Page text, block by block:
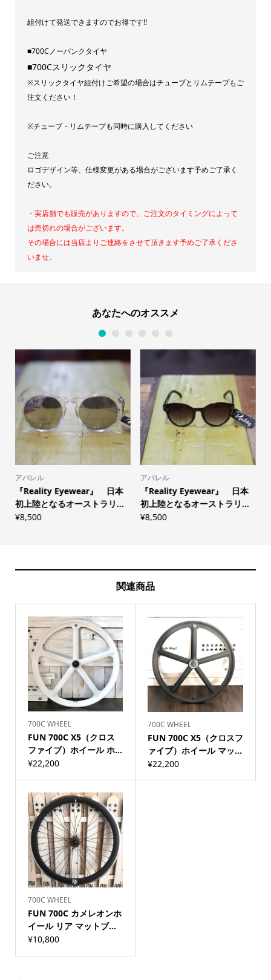
組付けて発送できますのでお得です!!
■700Cノーパンクタイヤ
■700Cスリックタイヤ
※スリックタイヤ組付けご希望の場合はチューブとリムテープもご
注文ください！
※チューブ・リムテープも同時に購入してください
ご注意
ロゴデザイン等、仕様変更がある場合がございます予めご了承く
ださい。
・実店舗でも販売がありますので、ご注文のタイミングによって
は売切れの場合がございます。
その場合には当店よりご連絡をさせて頂きます予めご了承くださ
いませ。
あなたへのオススメ
アパレル
『Reality Eyewear』 日本
初上陸となるオーストラリ...
¥8,500
アパレル
『Reality Eyewear』 日本
初上陸となるオーストラリ...
¥8,500
1 2 3 4 5 6
関連商品
700C WHEEL
FUN 700C X5（クロス
ファイブ）ホイール ホ...
¥22,200
700C WHEEL
FUN 700C X5（クロスフ
ァイブ）ホイール マッ...
¥22,200
700C WHEEL
FUN 700C カメレオンホ
イール リア マットブ...
¥10,800